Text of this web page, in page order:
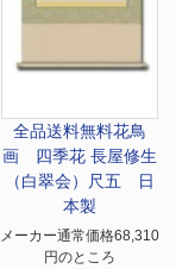
全品送料無料花鳥
画 四季花 長屋修生
（白翠会）尺五 日
本製
メーカー通常価格68,310
円のところ